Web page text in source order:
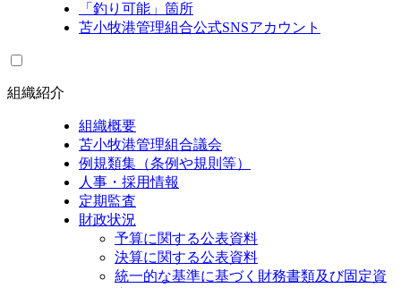
「釣り可能」箇所
苫小牧港管理組合公式SNSアカウント
組織紹介
組織概要
苫小牧港管理組合議会
例規類集（条例や規則等）
人事・採用情報
定期監査
財政状況
予算に関する公表資料
決算に関する公表資料
統一的な基準に基づく財務書類及び固定資